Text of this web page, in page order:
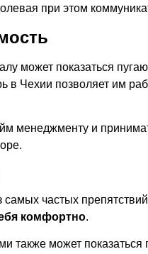
при этом
может показаться
в Чехии позволяет им
менеджменту и
частых
комфортно.
также может показаться